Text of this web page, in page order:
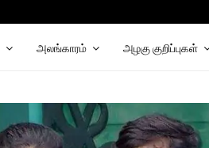
அலங்காரம் அழகு குறிப்புகள்